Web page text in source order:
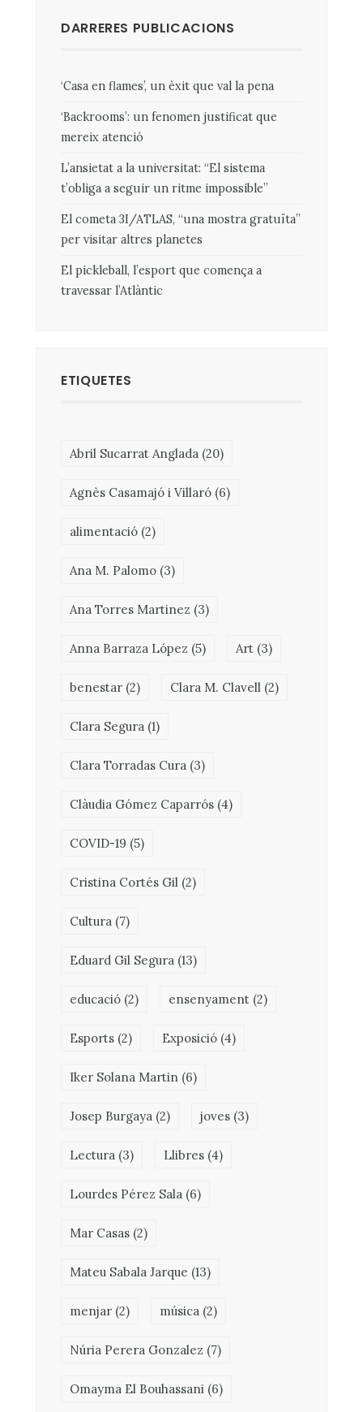
DARRERES PUBLICACIONS
‘Casa en flames’, un èxit que val la pena
‘Backrooms’: un fenomen justificat que
mereix atenció
L’ansietat a la universitat: “El sistema
t’obliga a seguir un ritme impossible”
El cometa 3I/ATLAS, “una mostra gratuïta”
per visitar altres planetes
El pickleball, l’esport que comença a
travessar l’Atlàntic
ETIQUETES
Abril Sucarrat Anglada (20)
Agnès Casamajó i Villaró (6)
alimentació (2)
Ana M. Palomo (3)
Ana Torres Martinez (3)
Anna Barraza López (5) Art (3)
benestar (2) Clara M. Clavell (2)
Clara Segura (1)
Clara Torradas Cura (3)
Clàudia Gómez Caparrós (4)
COVID-19 (5)
Cristina Cortés Gil (2)
Cultura (7)
Eduard Gil Segura (13)
educació (2) ensenyament (2)
Esports (2) Exposició (4)
Iker Solana Martin (6)
Josep Burgaya (2) joves (3)
Lectura (3) Llibres (4)
Lourdes Pérez Sala (6)
Mar Casas (2)
Mateu Sabala Jarque (13)
menjar (2) música (2)
Núria Perera Gonzalez (7)
Omayma El Bouhassani (6)